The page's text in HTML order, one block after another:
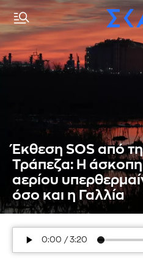
Έκθεση SOS από
Τράπεζα: Η
αερίου
όσο και η Γαλλία